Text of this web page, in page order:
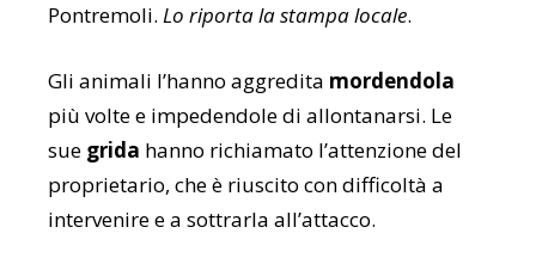
Pontremoli. Lo riporta la stampa locale.
Gli animali l’hanno aggredita mordendola
più volte e impedendole di allontanarsi. Le
sue grida hanno richiamato l’attenzione del
proprietario, che è riuscito con difficoltà a
intervenire e a sottrarla all’attacco.